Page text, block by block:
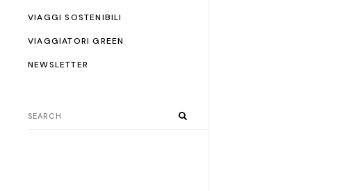
VIAGGI SOSTENIBILI
VIAGGIATORI GREEN
NEWSLETTER